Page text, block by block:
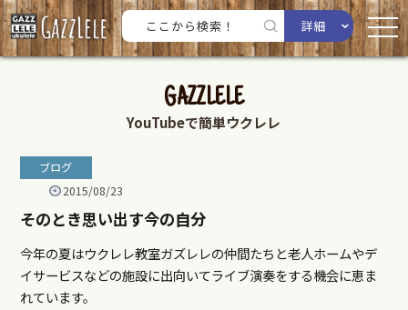
詳細
GAZZLELE
YouTubeで簡単ウクレレ
ブログ
2015/08/23
そのとき思い出す今の自分
今年の夏はウクレレ教室ガズレレの仲間たちと老人ホームやデ
イサービスなどの施設に出向いてライブ演奏をする機会に恵ま
れています。